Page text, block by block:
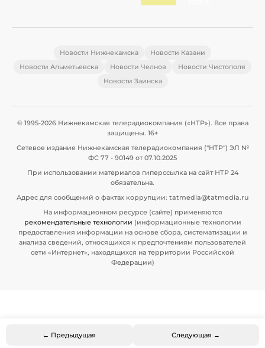
← Предыдущая Следующая →
Новости Нижнекамска
Новости Казани
Новости Альметьевска
Новости Челнов
Новости Чистополя
Новости Заинска
© 1995-2026 Нижнекамская телерадиокомпания («НТР»). Все права
защищены. 16+
Сетевое издание Нижнекамская телерадиокомпания ("НТР") ЭЛ №
ФС 77 - 90149 от 07.10.2025
При использовании материалов гиперссылка на сайт НТР 24
обязательна.
Адрес для сообщений о фактах коррупции: tatmedia@tatmedia.ru
На информационном ресурсе (сайте) применяются
рекомендательные технологии (информационные технологии
предоставления информации на основе сбора, систематизации и
анализа сведений, относящихся к предпочтениям пользователей
сети «Интернет», находящихся на территории Российской
Федерации)